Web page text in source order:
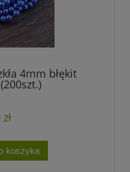
4mm błękit
koszyka